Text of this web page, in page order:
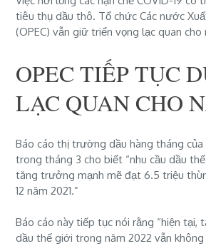
tiêu thụ dầu thô. Tổ chức Các nước
(OPEC) vẫn giữ triển vọng lạc quan cho
OPEC TIẾP TỤC
LẠC QUAN CHO
Báo cáo thị trường dầu hàng tháng của
trong tháng 3 cho biết “nhu cầu dầu
tăng trưởng mạnh mẽ đạt 6.5 triệu
12 năm 2021.”
Báo cáo này tiếp tục nói rằng “hiện tại,
dầu thế giới trong năm 2022 vẫn